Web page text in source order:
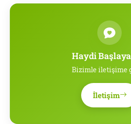
Haydi
Bizimle iletişime
İletişim